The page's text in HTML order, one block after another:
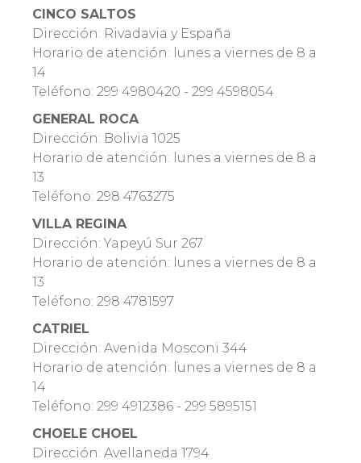
CINCO SALTOS
Dirección: Rivadavia y España
Horario de atención: lunes a viernes de 8 a
14
Teléfono: 299 4980420 - 299 4598054
GENERAL ROCA
Dirección: Bolivia 1025
Horario de atención: lunes a viernes de 8 a
13
Teléfono: 298 4763275
VILLA REGINA
Dirección: Yapeyú Sur 267
Horario de atención: lunes a viernes de 8 a
13
Teléfono: 298 4781597
CATRIEL
Dirección: Avenida Mosconi 344
Horario de atención: lunes a viernes de 8 a
14
Teléfono: 299 4912386 - 299 5895151
CHOELE CHOEL
Dirección: Avellaneda 1794